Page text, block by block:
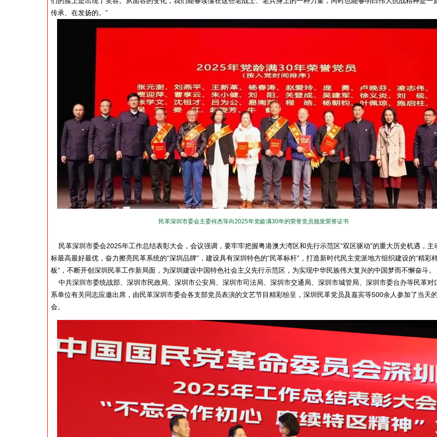
传承、在发扬的。”
民革深圳市委会主委何杰等向2025年党龄满30年的荣誉党员颁发荣誉证书
民革深圳市委会2025年工作总结表彰大会，会议强调，要牢牢把握粤港澳大湾区和先行示范区“双区驱动”的重大历史机遇，主
标最高最好最优，奋力擦亮民革系统的“深圳品牌”，建设具有深圳特色的“民革标杆”，打造新时代民主党派地方组织建设的“精彩
板”，不断开创深圳民革工作新局面，为深圳建设中国特色社会主义先行示范区，为实现中华民族伟大复兴的中国梦而不懈奋斗。
中共深圳市委统战部、深圳市民政局、深圳市公安局、深圳市司法局、深圳市交通局、深圳市城管局、深圳市委台办等民革对
系单位有关同志应邀出席，由民革深圳市委会各支部党员表演的文艺节目精彩纷呈，深圳民革党员及嘉宾等500余人参加了当天
会。